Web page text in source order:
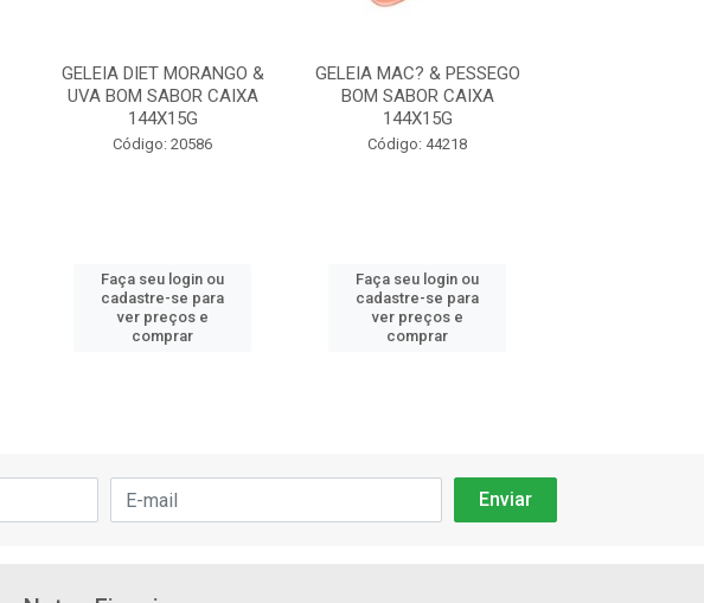
GELEIA DIET MORANGO &
UVA BOM SABOR CAIXA
144X15G
Código: 20586
Faça seu login ou
cadastre-se para
ver preços e
comprar
GELEIA MAC? & PESSEGO
BOM SABOR CAIXA
144X15G
Código: 44218
Faça seu login ou
cadastre-se para
ver preços e
comprar